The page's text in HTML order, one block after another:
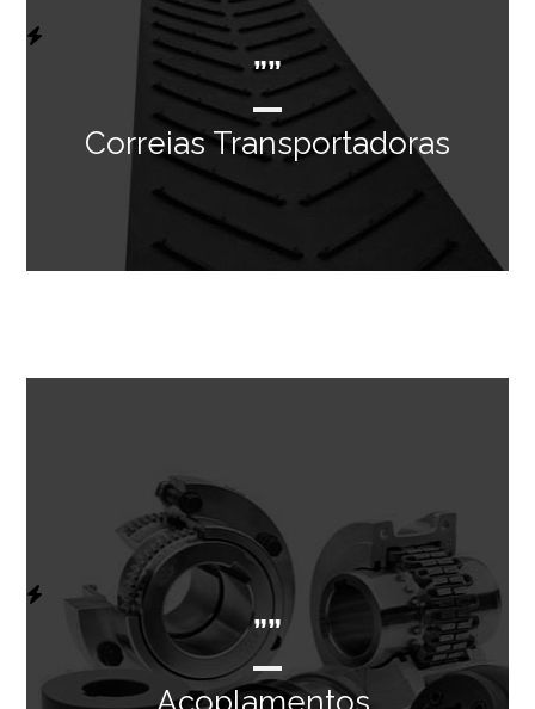
””
Correias Transportadoras
””
Acoplamentos